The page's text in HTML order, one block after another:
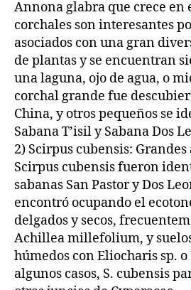
Annona glabra que crece en
corchales son interesantes
asociados con una gran
de plantas y se encuentran
una laguna, ojo de agua, o
corchal grande fue
China, y otros pequeños se
Sabana T’isil y Sabana Dos
2) Scirpus cubensis:
Scirpus cubensis fueron
sabanas San Pastor y Dos
encontró ocupando el
delgados y secos,
Achillea millefolium, y
húmedos con Eliocharis sp.
algunos casos, S. cubensis